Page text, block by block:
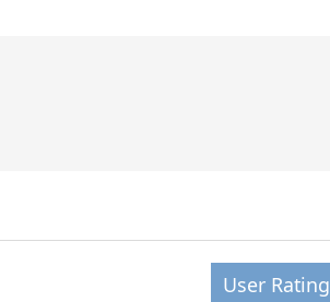
User Rating